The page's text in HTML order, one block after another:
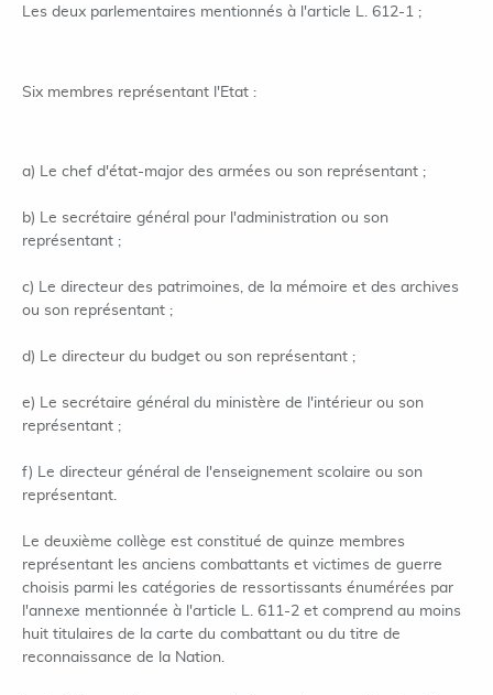
Les deux parlementaires mentionnés à l'article L. 612-1 ;
Six membres représentant l'Etat :
a) Le chef d'état-major des armées ou son représentant ;
b) Le secrétaire général pour l'administration ou son
représentant ;
c) Le directeur des patrimoines, de la mémoire et des archives
ou son représentant ;
d) Le directeur du budget ou son représentant ;
e) Le secrétaire général du ministère de l'intérieur ou son
représentant ;
f) Le directeur général de l'enseignement scolaire ou son
représentant.
Le deuxième collège est constitué de quinze membres
représentant les anciens combattants et victimes de guerre
choisis parmi les catégories de ressortissants énumérées par
l'annexe mentionnée à l'article L. 611-2 et comprend au moins
huit titulaires de la carte du combattant ou du titre de
reconnaissance de la Nation.